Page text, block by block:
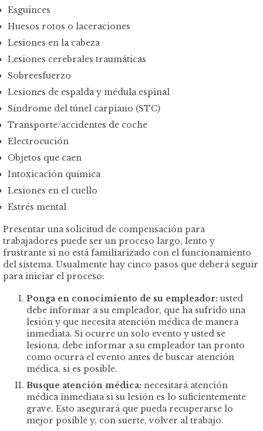
Esguinces
Huesos rotos o laceraciones
Lesiones en la cabeza
Lesiones cerebrales traumáticas
Sobreesfuerzo
Lesiones de espalda y médula espinal
Síndrome del túnel carpiano (STC)
Transporte/accidentes de coche
Electrocución
Objetos que caen
Intoxicación química
Lesiones en el cuello
Estrés mental
Presentar una solicitud de compensación para
trabajadores puede ser un proceso largo, lento y
frustrante si no está familiarizado con el funcionamiento
del sistema. Usualmente hay cinco pasos que deberá seguir
para iniciar el proceso:
Ponga en conocimiento de su empleador: usted
debe informar a su empleador, que ha sufrido una
lesión y que necesita atención médica de manera
inmediata. Si ocurre un solo evento y usted se
lesiona, debe informar a su empleador tan pronto
como ocurra el evento antes de buscar atención
médica, si es posible.
Busque atención médica: necesitará atención
médica inmediata si su lesión es lo suficientemente
grave. Esto asegurará que pueda recuperarse lo
mejor posible y, con suerte, volver al trabajo.